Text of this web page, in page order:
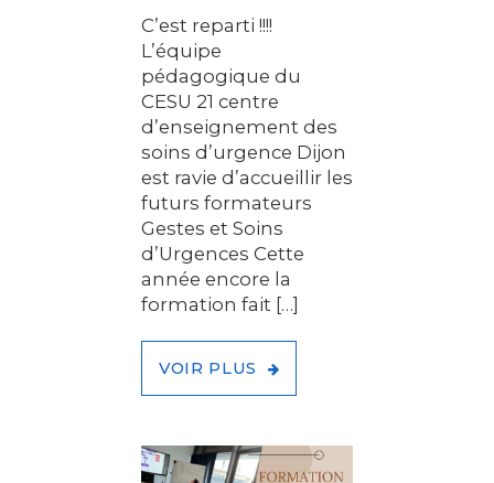
C’est reparti !!!!
L’équipe
pédagogique du
CESU 21 centre
d’enseignement des
soins d’urgence Dijon
est ravie d’accueillir les
futurs formateurs
Gestes et Soins
d’Urgences Cette
année encore la
formation fait […]
VOIR PLUS